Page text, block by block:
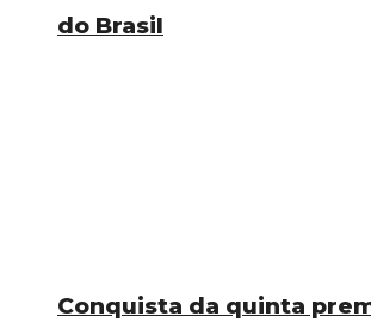
do Brasil
Conquista da quinta